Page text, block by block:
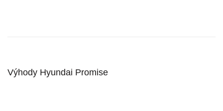
Výhody Hyundai Promise